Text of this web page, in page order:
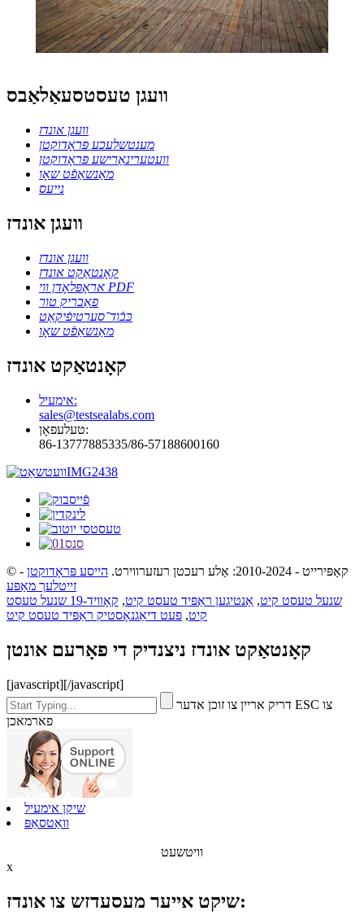
וועגן טעסטסעאַלאַבס
וועגן אונדז
מענטשלעכע פּראָדוקטן
וועטערינאַרישע פּראָדוקטן
מאַנשאַפֿט שאָו
נייעס
וועגן אונדז
וועגן אונדז
קאָנטאַקט אונדז
אראָפּלאָדן ווי PDF
פאַבריק טור
כּבֿוד־סערטיפֿיקאַט
מאַנשאַפֿט שאָו
קאָנטאַקט אונדז
אימעיל:
sales@testsealabs.com
טעלעפאָן:
86-13777885335/86-57188600160
© קאַפּירייט - 2010-2024: אַלע רעכטן רעזערווירט. הייסע פּראָדוקטן -
זייטלעך מאַפּע
שנעל טעסט קיט, אַנטיגען ראַפּיד טעסט קיט,
קאָוויד-19 שנעל טעסט
קיט, פּעט דיאַגנאָסטיק ראַפּיד טעסט קיט
קאָנטאַקט אונדז ניצנדיק די פאָרעם אונטן
[javascript][/javascript]
דריק אריין צו זוכן אדער ESC צו
פארמאכן
שיקן אימעיל
וואַטסאַפּ
וויטשעט
x
שיקט אייער מעסעדזש צו אונדז: